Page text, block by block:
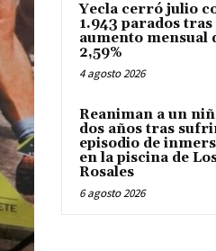
Yecla cerró julio
1.943 parados tras
aumento mensual
2,59%
4 agosto 2026
Reaniman a un
dos años tras
episodio de
en la piscina de
Rosales
6 agosto 2026